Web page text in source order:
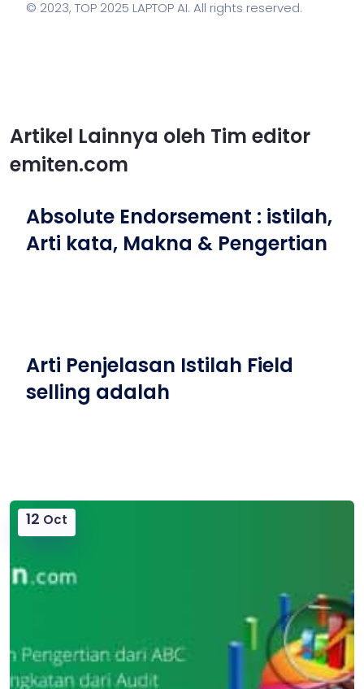
© 2023, TOP 2025 LAPTOP AI. All rights reserved.
Artikel Lainnya oleh Tim editor
emiten.com
Absolute Endorsement : istilah,
Arti kata, Makna & Pengertian
Arti Penjelasan Istilah Field
selling adalah
12 Oct